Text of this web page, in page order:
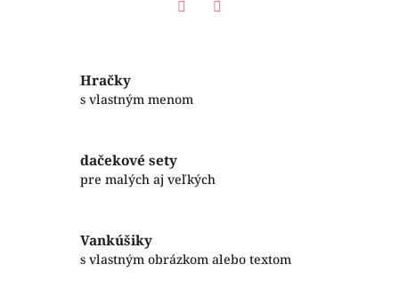
Hračky
s vlastným menom
dačekové sety
pre malých aj veľkých
Vankúšiky
s vlastným obrázkom alebo textom